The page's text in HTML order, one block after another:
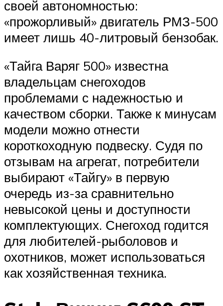
своей автономностью:
«прожорливый» двигатель РМЗ-500
имеет лишь 40-литровый бензобак.
«Тайга Варяг 500» известна
владельцам снегоходов
проблемами с надежностью и
качеством сборки. Также к минусам
модели можно отнести
короткоходную подвеску. Судя по
отзывам на агрегат, потребители
выбирают «Тайгу» в первую
очередь из-за сравнительно
невысокой цены и доступности
комплектующих. Снегоход годится
для любителей-рыболовов и
охотников, может использоваться
как хозяйственная техника.